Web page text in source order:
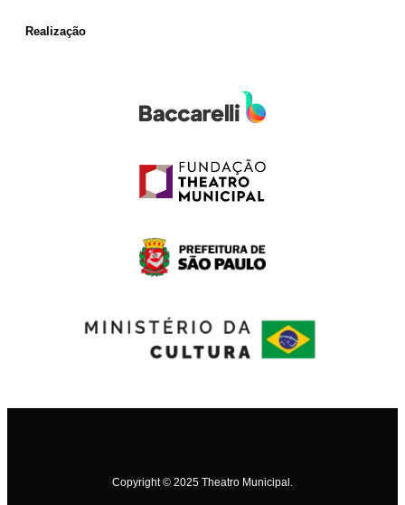
Realização
Copyright © 2025 Theatro Municipal.